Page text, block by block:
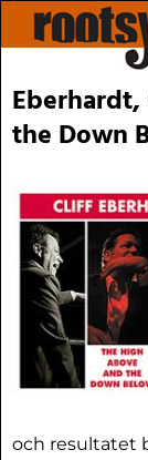
the Down
och resultatet